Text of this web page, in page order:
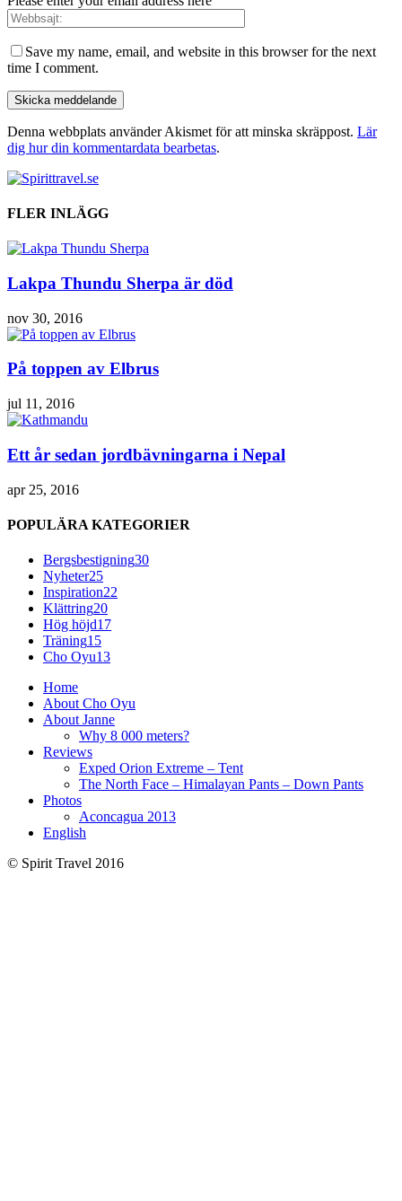
Save my name, email, and website in this browser for the next
time I comment.
Denna webbplats använder Akismet för att minska skräppost. Lär
dig hur din kommentardata bearbetas.
FLER INLÄGG
Lakpa Thundu Sherpa är död
nov 30, 2016
På toppen av Elbrus
jul 11, 2016
Ett år sedan jordbävningarna i Nepal
apr 25, 2016
POPULÄRA KATEGORIER
Bergsbestigning30
Nyheter25
Inspiration22
Klättring20
Hög höjd17
Träning15
Cho Oyu13
Home
About Cho Oyu
About Janne
Why 8 000 meters?
Reviews
Exped Orion Extreme – Tent
The North Face – Himalayan Pants – Down Pants
Photos
Aconcagua 2013
English
© Spirit Travel 2016